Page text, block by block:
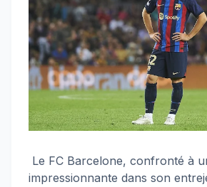
Le FC Barcelone, confronté à
impressionnante dans son